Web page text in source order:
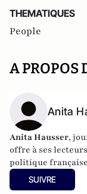
THEMATIQUES
People
A PROPOS
Anita
Anita Hausser,
offre à ses
politique
publiéSarkozy,
l'Archipel, 2003).
SUIVRE